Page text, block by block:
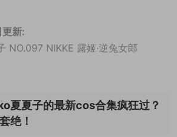
新:
NO.097 NIKKE 露姬·逆兔女郎
夏夏子的最新cos合集疯狂过？
绝！